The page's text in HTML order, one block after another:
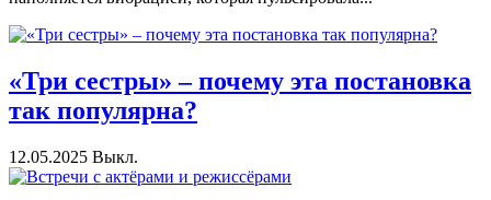
«Три сестры» – почему эта постановка
так популярна?
12.05.2025 Выкл.